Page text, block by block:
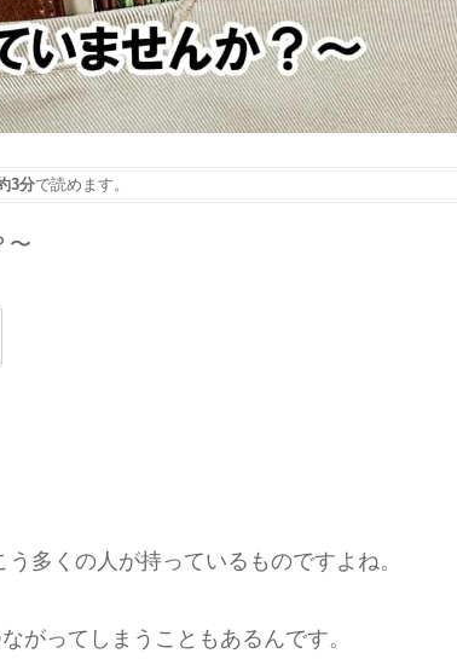
3分で読めます。
〜
多くの人が持っているものですよね。
がってしまうこともあるんです。